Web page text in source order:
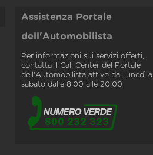
Assistenza Portale
dell'Automobilista
Per informazioni sui servizi offerti,
contatta il Call Center del Portale
dell'Automobilista attivo dal lunedì al
sabato dalle 8.00 alle 20.00